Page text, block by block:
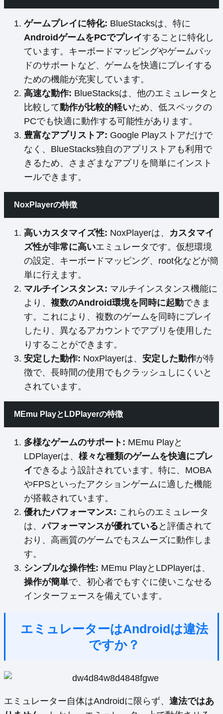
ゲームプレイに特化: BlueStacksは、特に
AndroidゲームをPCでプレイすることに特化し
ています。キーボードマッピングやゲームパッ
ドのサポートなど、ゲームを快適にプレイする
ための機能が充実しています。
高速な動作: BlueStacksは、他のエミュレータと
比較して動作が比較的軽いため、低スペックの
PCでも快適に動作する可能性があります。
豊富なアプリストア: Google Playストアだけで
なく、BlueStacks独自のアプリストアも利用で
きるため、さまざまなアプリを簡単にインスト
ールできます。
NoxPlayerの特徴
高いカスタマイズ性: NoxPlayerは、 カスタマイ
ズ性が非常に高いエミュレータです。仮想環境
の設定、キーボードマッピング、root化などが簡
単に行えます。
マルチインスタンス: マルチインスタンス機能に
より、 複数のAndroid環境を同時に起動できま
す。これにより、複数のゲームを同時にプレイ
したり、異なるアカウントでアプリを使用した
りすることができます。
安定した動作: NoxPlayerは、 安定した動作が特
徴で、長時間の使用でもクラッシュしにくいと
されています。
MEmu PlayとLDPlayerの特徴
多様なゲームのサポート: MEmu Playと
LDPlayerは、 様々な種類のゲームを快適にプレ
イできるよう設計されています。特に、MOBA
やFPSといったアクションゲームに適した機能
が搭載されています。
優れたパフォーマンス: これらのエミュレータ
は、パフォーマンスが優れている と評価されて
おり、高画質のゲームでもスムーズに動作しま
す。
シンプルな操作性: MEmu PlayとLDPlayerは、
操作が簡単で、初心者でもすぐに使いこなせる
インターフェースを備えています。
エミュレーターはAndroidは違法
ですか？
エミュレーター自体はAndroidに限らず、 違法ではあ